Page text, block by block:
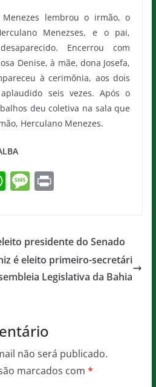
lembrou o irmão, o
Menezses, e o pai,
Encerrou com
Denise, à mãe, dona Josefa,
à cerimônia, aos dois
seis vezes. Após o
deu coletiva na sala que
Herculano Menezes.
W
s
A
p
M
a
g
e
Pr
presidente do Senado
é eleito primeiro-secretári
Legislativa da Bahia
não será publicado.
marcados com *